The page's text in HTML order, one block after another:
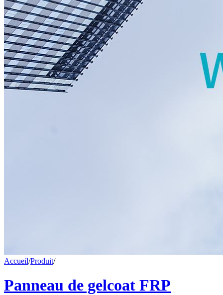
Accueil/Produit/
Panneau de gelcoat FRP